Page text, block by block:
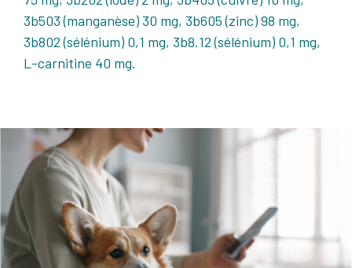
3b503 (manganèse) 30 mg, 3b605 (zinc) 98 mg,
3b802 (sélénium) 0,1 mg, 3b8.12 (sélénium) 0,1 mg,
L-carnitine 40 mg.